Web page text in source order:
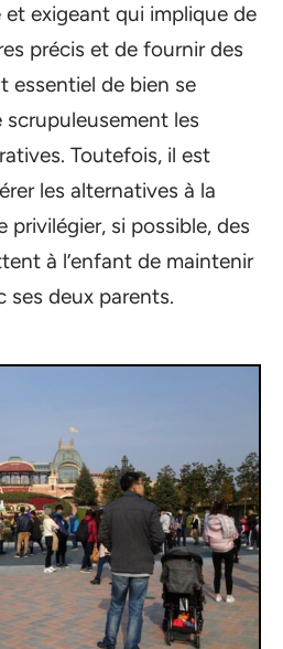
exigeant qui implique de
précis et de fournir des
essentiel de bien se
scrupuleusement les
Toutefois, il est
les alternatives à la
privilégier, si possible, des
à l’enfant de maintenir
ses deux parents.